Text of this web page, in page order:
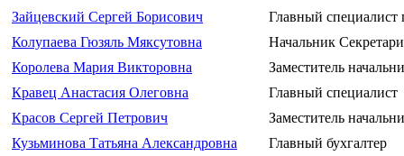
Зайцевский Сергей Борисович
Главный специалист
Колупаева Гюзяль Мяксутовна
Начальник
Королева Мария Викторовна
Заместитель
Кравец Анастасия Олеговна
Главный специалист
Красов Сергей Петрович
Заместитель
Кузьминова Татьяна Александровна
Главный бухгалтер